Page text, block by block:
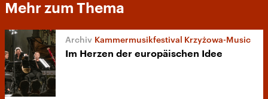
Mehr zum Thema
Kammermusikfestival Krzyżowa-Music
Im Herzen der europäischen Idee